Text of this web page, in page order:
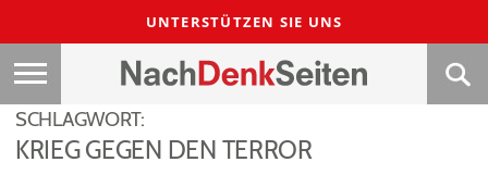
UNTERSTÜTZEN SIE UNS
SCHLAGWORT:
KRIEG GEGEN DEN TERROR